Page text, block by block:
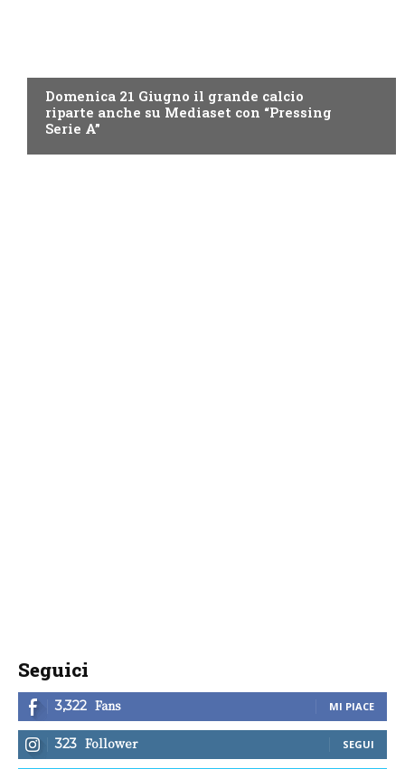
Domenica 21 Giugno il grande calcio
riparte anche su Mediaset con “Pressing
Serie A”
Seguici
3,322 Fans MI PIACE
323 Follower SEGUI